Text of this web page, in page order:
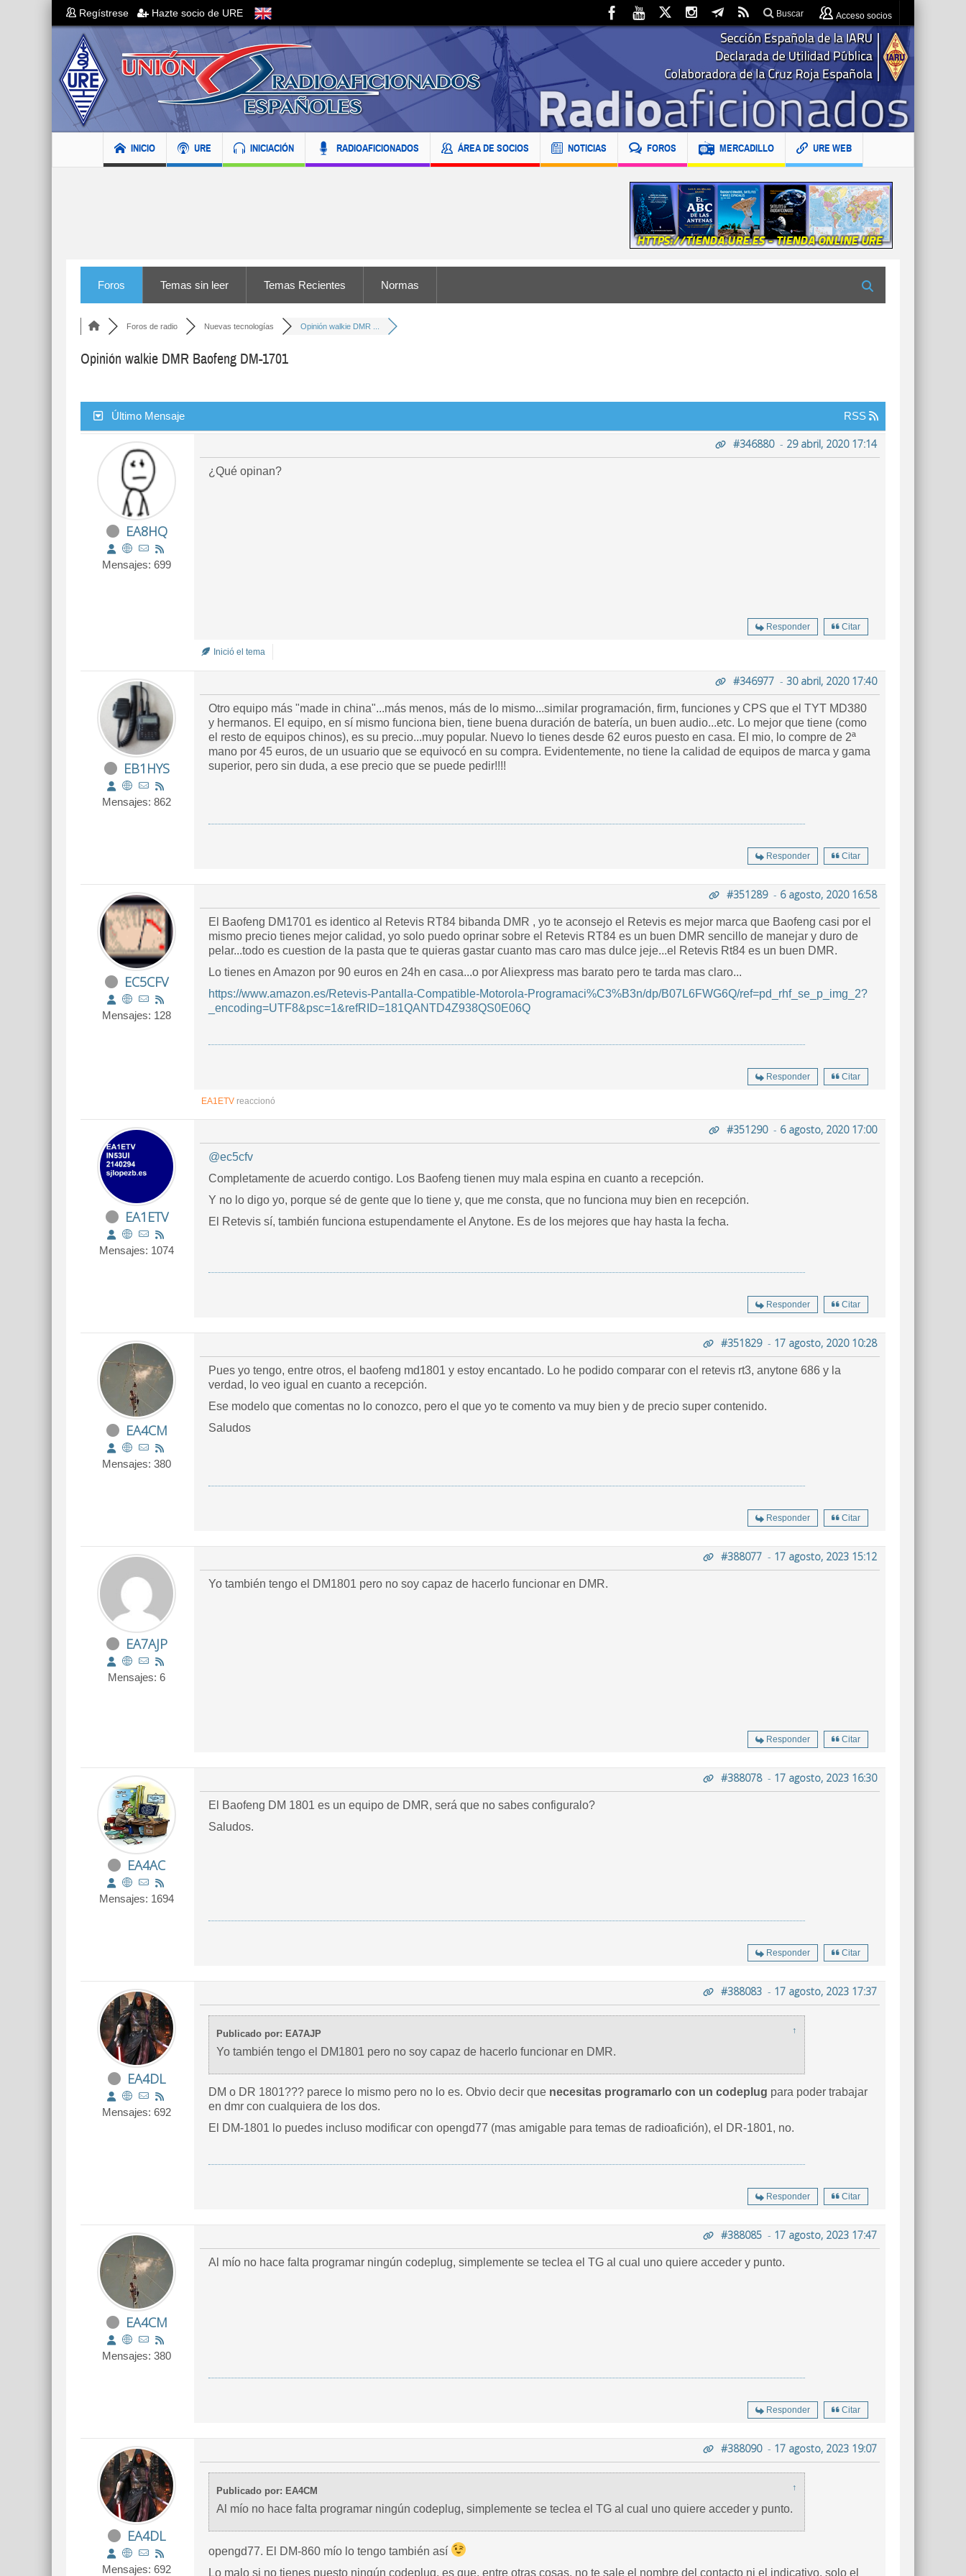
Regístrese Hazte socio de URE Buscar Acceso socios
INICIO URE INICIACIÓN RADIOAFICIONADOS ÁREA DE SOCIOS NOTICIAS FOROS MERCADILLO URE WEB
Foros Temas sin leer Temas Recientes Normas
Foros de radio Nuevas tecnologías Opinión walkie DMR ...
Opinión walkie DMR Baofeng DM-1701
Último Mensaje RSS
EA8HQ
Mensajes: 699
#346880- 29 abril, 2020 17:14
¿Qué opinan?
Responder Citar
Inició el tema
EB1HYS
Mensajes: 862
#346977 - 30 abril, 2020 17:40
Otro equipo más "made in china"...más menos, más de lo mismo...similar programación, firm, funciones y CPS que el TYT MD380
y hermanos. El equipo, en sí mismo funciona bien, tiene buena duración de batería, un buen audio...etc. Lo mejor que tiene (como
el resto de equipos chinos), es su precio...muy popular. Nuevo lo tienes desde 62 euros puesto en casa. El mio, lo compre de 2ª
mano por 45 euros, de un usuario que se equivocó en su compra. Evidentemente, no tiene la calidad de equipos de marca y gama
superior, pero sin duda, a ese precio que se puede pedir!!!!
Responder Citar
EC5CFV
Mensajes: 128
#351289- 6 agosto, 2020 16:58
El Baofeng DM1701 es identico al Retevis RT84 bibanda DMR , yo te aconsejo el Retevis es mejor marca que Baofeng casi por el
mismo precio tienes mejor calidad, yo solo puedo oprinar sobre el Retevis RT84 es un buen DMR sencillo de manejar y duro de
pelar...todo es cuestion de la pasta que te quieras gastar cuanto mas caro mas dulce jeje...el Retevis Rt84 es un buen DMR.
Lo tienes en Amazon por 90 euros en 24h en casa...o por Aliexpress mas barato pero te tarda mas claro...
https://www.amazon.es/Retevis-Pantalla-Compatible-Motorola-Programaci%C3%B3n/dp/B07L6FWG6Q/ref=pd_rhf_se_p_img_2?
_encoding=UTF8&psc=1&refRID=181QANTD4Z938QS0E06Q
Responder Citar
EA1ETV reaccionó
EA1ETV
Mensajes: 1074
#351290- 6 agosto, 2020 17:00
@ec5cfv
Completamente de acuerdo contigo. Los Baofeng tienen muy mala espina en cuanto a recepción.
Y no lo digo yo, porque sé de gente que lo tiene y, que me consta, que no funciona muy bien en recepción.
El Retevis sí, también funciona estupendamente el Anytone. Es de los mejores que hay hasta la fecha.
Responder Citar
EA4CM
Mensajes: 380
#351829- 17 agosto, 2020 10:28
Pues yo tengo, entre otros, el baofeng md1801 y estoy encantado. Lo he podido comparar con el retevis rt3, anytone 686 y la
verdad, lo veo igual en cuanto a recepción.
Ese modelo que comentas no lo conozco, pero el que yo te comento va muy bien y de precio super contenido.
Saludos
Responder Citar
EA7AJP
Mensajes: 6
#388077 - 17 agosto, 2023 15:12
Yo también tengo el DM1801 pero no soy capaz de hacerlo funcionar en DMR.
Responder Citar
EA4AC
Mensajes: 1694
#388078- 17 agosto, 2023 16:30
El Baofeng DM 1801 es un equipo de DMR, será que no sabes configuralo?
Saludos.
Responder Citar
EA4DL
Mensajes: 692
#388083 - 17 agosto, 2023 17:37
Publicado por: EA7AJP ↑
Yo también tengo el DM1801 pero no soy capaz de hacerlo funcionar en DMR.
DM o DR 1801??? parece lo mismo pero no lo es. Obvio decir que necesitas programarlo con un codeplug para poder trabajar
en dmr con cualquiera de los dos.
El DM-1801 lo puedes incluso modificar con opengd77 (mas amigable para temas de radioafición), el DR-1801, no.
Responder Citar
EA4CM
Mensajes: 380
#388085 - 17 agosto, 2023 17:47
Al mío no hace falta programar ningún codeplug, simplemente se teclea el TG al cual uno quiere acceder y punto.
Responder Citar
EA4DL
Mensajes: 692
#388090- 17 agosto, 2023 19:07
Publicado por: EA4CM ↑
Al mío no hace falta programar ningún codeplug, simplemente se teclea el TG al cual uno quiere acceder y punto.
opengd77. El DM-860 mío lo tengo también así
Lo malo si no tienes puesto ningún codeplug, es que, entre otras cosas, no te sale el nombre del contacto ni el indicativo, solo el